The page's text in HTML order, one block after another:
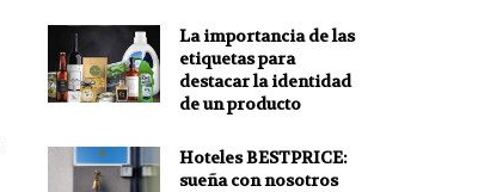
La importancia de las
etiquetas para
destacar la identidad
de un producto
Hoteles BESTPRICE:
sueña con nosotros